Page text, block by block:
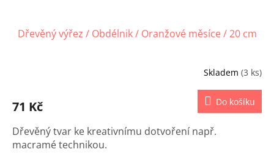
Dřevěný výřez / Obdélnik / Oranžové měsíce / 20 cm
Skladem (3 ks)
71 Kč Do košíku
Dřevěný tvar ke kreativnímu dotvoření např.
macramé technikou.